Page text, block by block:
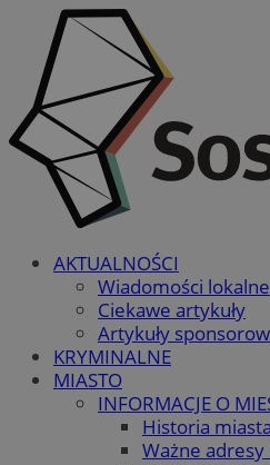
AKTUALNOŚCI
Wiadomości lokalne
Ciekawe artykuły
Artykuły
KRYMINALNE
MIASTO
INFORMACJE O
Historia miasta
Ważne